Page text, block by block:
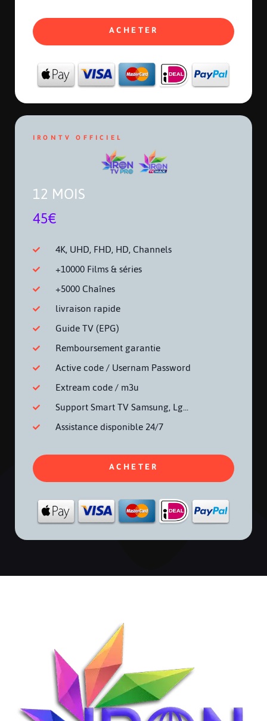
ACHETER
IRONTV OFFICIEL
12 MOIS
45€
4K, UHD, FHD, HD, Channels
+10000 Films & séries
+5000 Chaînes
livraison rapide
Guide TV (EPG)
Remboursement garantie
Active code / Usernam Password
Extream code / m3u
Support Smart TV Samsung, Lg...
Assistance disponible 24/7
ACHETER